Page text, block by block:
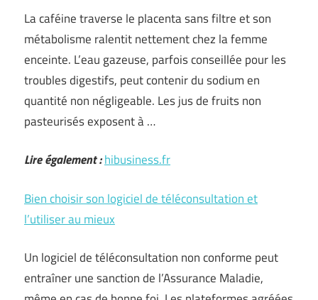
La caféine traverse le placenta sans filtre et son
métabolisme ralentit nettement chez la femme
enceinte. L’eau gazeuse, parfois conseillée pour les
troubles digestifs, peut contenir du sodium en
quantité non négligeable. Les jus de fruits non
pasteurisés exposent à …
Lire également :hibusiness.fr
Bien choisir son logiciel de téléconsultation et
l’utiliser au mieux
Un logiciel de téléconsultation non conforme peut
entraîner une sanction de l’Assurance Maladie,